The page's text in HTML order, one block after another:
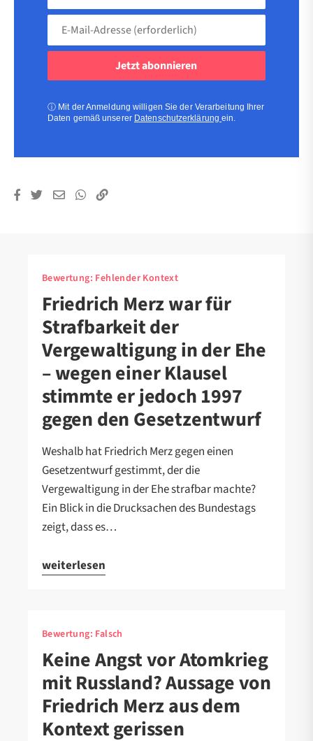
Adresse
ⓘ Mit der Anmeldung willigen Sie der Verarbeitung Ihrer
Daten gemäß unserer Datenschutzerklärungein.
Bewertung: Fehlender Kontext
Friedrich Merz war für
Strafbarkeit der
Vergewaltigung in der Ehe
– wegen einer Klausel
stimmte er jedoch 1997
gegen den Gesetzentwurf
Weshalb hat Friedrich Merz gegen einen
Gesetzentwurf gestimmt, der die
Vergewaltigung in der Ehe strafbar machte?
Ein Blick in die Drucksachen des Bundestags
zeigt, dass es…
weiterlesen
Bewertung: Falsch
Keine Angst vor Atomkrieg
mit Russland? Aussage von
Friedrich Merz aus dem
Kontext gerissen